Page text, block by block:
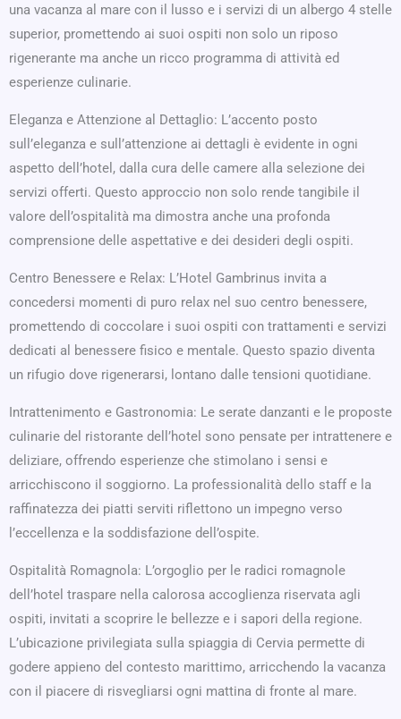
una vacanza al mare con il lusso e i servizi di un albergo 4 stelle
superior, promettendo ai suoi ospiti non solo un riposo
rigenerante ma anche un ricco programma di attività ed
esperienze culinarie.
Eleganza e Attenzione al Dettaglio: L’accento posto
sull’eleganza e sull’attenzione ai dettagli è evidente in ogni
aspetto dell’hotel, dalla cura delle camere alla selezione dei
servizi offerti. Questo approccio non solo rende tangibile il
valore dell’ospitalità ma dimostra anche una profonda
comprensione delle aspettative e dei desideri degli ospiti.
Centro Benessere e Relax: L’Hotel Gambrinus invita a
concedersi momenti di puro relax nel suo centro benessere,
promettendo di coccolare i suoi ospiti con trattamenti e servizi
dedicati al benessere fisico e mentale. Questo spazio diventa
un rifugio dove rigenerarsi, lontano dalle tensioni quotidiane.
Intrattenimento e Gastronomia: Le serate danzanti e le proposte
culinarie del ristorante dell’hotel sono pensate per intrattenere e
deliziare, offrendo esperienze che stimolano i sensi e
arricchiscono il soggiorno. La professionalità dello staff e la
raffinatezza dei piatti serviti riflettono un impegno verso
l’eccellenza e la soddisfazione dell’ospite.
Ospitalità Romagnola: L’orgoglio per le radici romagnole
dell’hotel traspare nella calorosa accoglienza riservata agli
ospiti, invitati a scoprire le bellezze e i sapori della regione.
L’ubicazione privilegiata sulla spiaggia di Cervia permette di
godere appieno del contesto marittimo, arricchendo la vacanza
con il piacere di risvegliarsi ogni mattina di fronte al mare.